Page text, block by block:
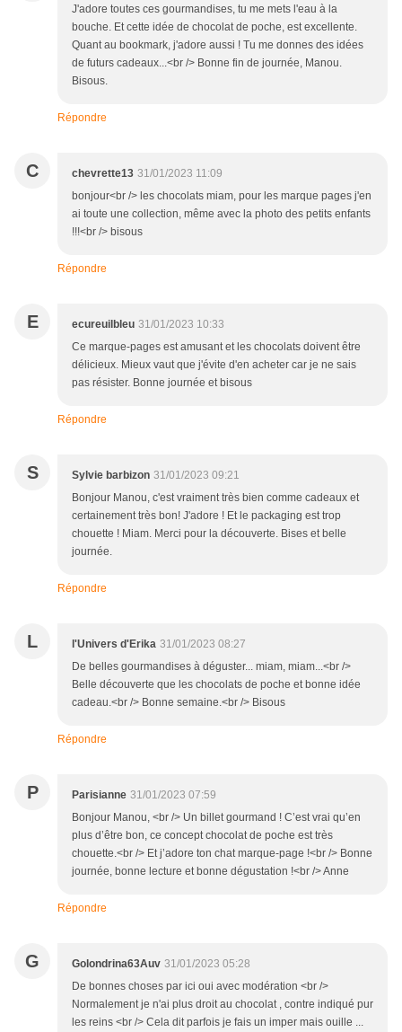
J'adore toutes ces gourmandises, tu me mets l'eau à la
bouche. Et cette idée de chocolat de poche, est excellente.
Quant au bookmark, j'adore aussi ! Tu me donnes des idées
de futurs cadeaux...<br /> Bonne fin de journée, Manou.
Bisous.
Répondre
C chevrette13 31/01/2023 11:09
bonjour<br /> les chocolats miam, pour les marque pages j'en
ai toute une collection, même avec la photo des petits enfants
!!!<br /> bisous
Répondre
E ecureuilbleu 31/01/2023 10:33
Ce marque-pages est amusant et les chocolats doivent être
délicieux. Mieux vaut que j'évite d'en acheter car je ne sais
pas résister. Bonne journée et bisous
Répondre
S Sylvie barbizon 31/01/2023 09:21
Bonjour Manou, c'est vraiment très bien comme cadeaux et
certainement très bon! J'adore ! Et le packaging est trop
chouette ! Miam. Merci pour la découverte. Bises et belle
journée.
Répondre
L l'Univers d'Erika 31/01/2023 08:27
De belles gourmandises à déguster... miam, miam...<br />
Belle découverte que les chocolats de poche et bonne idée
cadeau.<br /> Bonne semaine.<br /> Bisous
Répondre
P Parisianne 31/01/2023 07:59
Bonjour Manou, <br /> Un billet gourmand ! C’est vrai qu’en
plus d’être bon, ce concept chocolat de poche est très
chouette.<br /> Et j’adore ton chat marque-page !<br /> Bonne
journée, bonne lecture et bonne dégustation !<br /> Anne
Répondre
G Golondrina63Auv 31/01/2023 05:28
De bonnes choses par ici oui avec modération <br />
Normalement je n'ai plus droit au chocolat , contre indiqué pur
les reins <br /> Cela dit parfois je fais un imper mais ouille ...